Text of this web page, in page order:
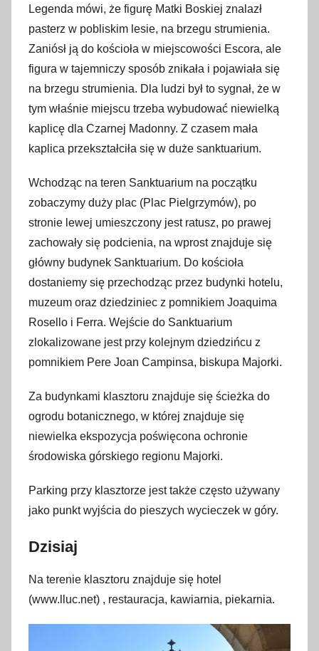
Legenda mówi, że figurę Matki Boskiej znalazł
pasterz w pobliskim lesie, na brzegu strumienia.
Zaniósł ją do kościoła w miejscowości Escora, ale
figura w tajemniczy sposób znikała i pojawiała się
na brzegu strumienia. Dla ludzi był to sygnał, że w
tym właśnie miejscu trzeba wybudować niewielką
kaplicę dla Czarnej Madonny. Z czasem mała
kaplica przekształciła się w duże sanktuarium.
Wchodząc na teren Sanktuarium na początku
zobaczymy duży plac (Plac Pielgrzymów), po
stronie lewej umieszczony jest ratusz, po prawej
zachowały się podcienia, na wprost znajduje się
główny budynek Sanktuarium. Do kościoła
dostaniemy się przechodząc przez budynki hotelu,
muzeum oraz dziedziniec z pomnikiem Joaquima
Rosello i Ferra. Wejście do Sanktuarium
zlokalizowane jest przy kolejnym dziedzińcu z
pomnikiem Pere Joan Campinsa, biskupa Majorki.
Za budynkami klasztoru znajduje się ścieżka do
ogrodu botanicznego, w której znajduje się
niewielka ekspozycja poświęcona ochronie
środowiska górskiego regionu Majorki.
Parking przy klasztorze jest także często używany
jako punkt wyjścia do pieszych wycieczek w góry.
Dzisiaj
Na terenie klasztoru znajduje się hotel
(www.lluc.net) , restauracja, kawiarnia, piekarnia.